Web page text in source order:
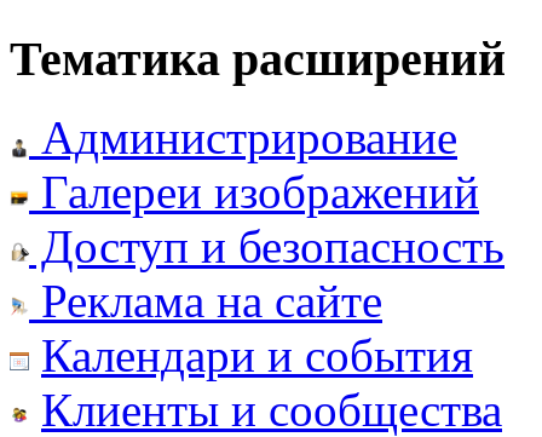
Тематика расширений
Администрирование
Галереи изображений
Доступ и безопасность
Реклама на сайте
Календари и события
Клиенты и сообщества